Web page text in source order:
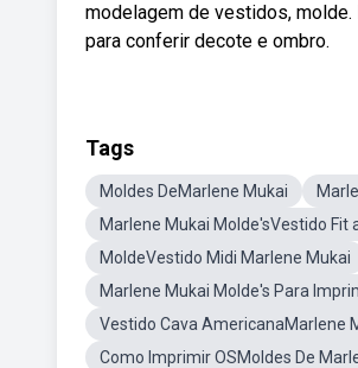
modelagem de vestidos,
para conferir decote e ombro.
Tags
Moldes DeMarlene Mukai
Marlene Mukai Molde'sVestido Fit
MoldeVestido Midi Marlene Mukai
Marlene Mukai Molde's Para
Vestido Cava AmericanaMarlene
Como Imprimir OSMoldes De